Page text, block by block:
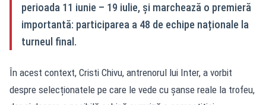
perioada 11 iunie – 19 iulie, și marchează o premieră
importantă: participarea a 48 de echipe naționale la
turneul final.
În acest context, Cristi Chivu, antrenorul lui Inter, a vorbit
despre selecționatele pe care le vede cu șanse reale la trofeu,